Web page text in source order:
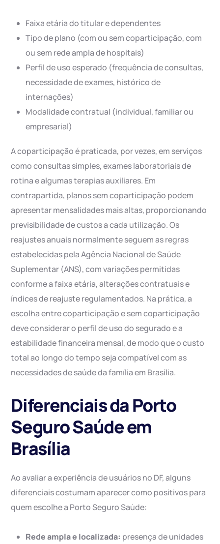
Faixa etária do titular e dependentes
Tipo de plano (com ou sem coparticipação, com
ou sem rede ampla de hospitais)
Perfil de uso esperado (frequência de consultas,
necessidade de exames, histórico de
internações)
Modalidade contratual (individual, familiar ou
empresarial)
A coparticipação é praticada, por vezes, em serviços
como consultas simples, exames laboratoriais de
rotina e algumas terapias auxiliares. Em
contrapartida, planos sem coparticipação podem
apresentar mensalidades mais altas, proporcionando
previsibilidade de custos a cada utilização. Os
reajustes anuais normalmente seguem as regras
estabelecidas pela Agência Nacional de Saúde
Suplementar (ANS), com variações permitidas
conforme a faixa etária, alterações contratuais e
índices de reajuste regulamentados. Na prática, a
escolha entre coparticipação e sem coparticipação
deve considerar o perfil de uso do segurado e a
estabilidade financeira mensal, de modo que o custo
total ao longo do tempo seja compatível com as
necessidades de saúde da família em Brasília.
Diferenciais da Porto
Seguro Saúde em
Brasília
Ao avaliar a experiência de usuários no DF, alguns
diferenciais costumam aparecer como positivos para
quem escolhe a Porto Seguro Saúde:
Rede ampla e localizada: presença de unidades